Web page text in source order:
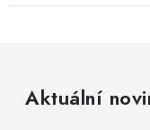
Aktuální